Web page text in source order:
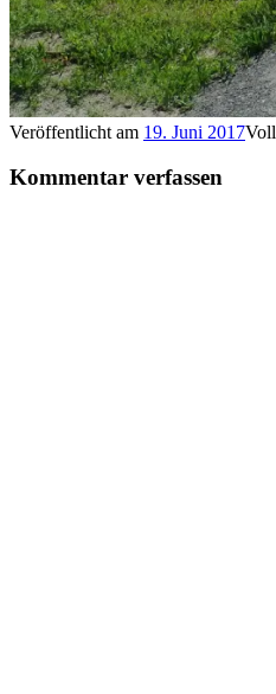
Veröffentlicht am 19. Juni 2017
Kommentar verfassen